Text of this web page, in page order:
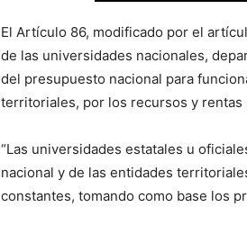
El Artículo 86, modificado por el
de las universidades nacionales,
del presupuesto nacional para
territoriales, por los recursos y rentas
“Las universidades estatales u
nacional y de las entidades
constantes, tomando como base los